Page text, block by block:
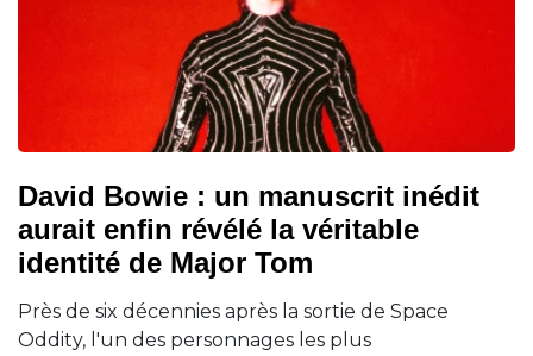
David Bowie : un manuscrit inédit
aurait enfin révélé la véritable
identité de Major Tom
Près de six décennies après la sortie de Space
Oddity, l'un des personnages les plus